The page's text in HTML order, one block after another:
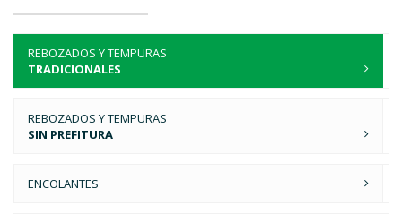
REBOZADOS Y TEMPURAS
TRADICIONALES
REBOZADOS Y TEMPURAS
SIN PREFITURA
ENCOLANTES